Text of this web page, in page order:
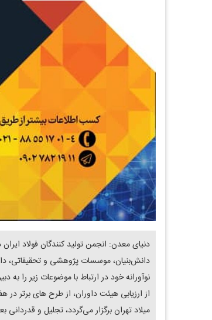
دنیای معدن: انجمن تولید کنندگان فولاد
دانش‌بنیان، موسسات پژوهشی و تحقیقاتی،
میلاد تهران برگزار می‌گردد، تجلیل و